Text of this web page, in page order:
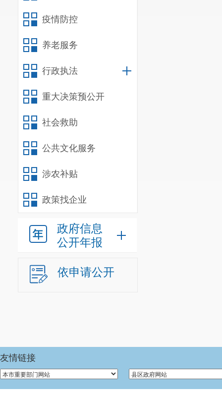
疫情防控
养老服务
行政执法
重大决策预公开
社会救助
公共文化服务
涉农补贴
政策找企业
政府信息
公开年报
依申请公开
友情链接